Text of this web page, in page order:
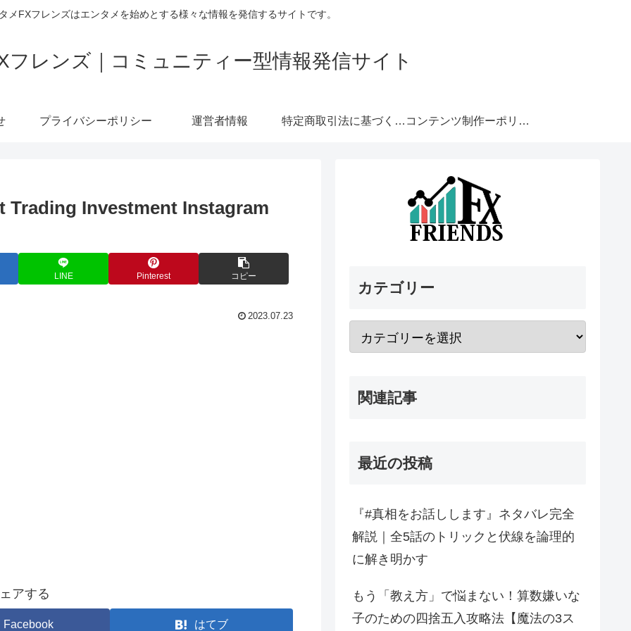
メFXフレンズはエンタメを始めとする様々な情報を発信するサイトです。
フレンズ｜コミュニティー型情報発信サイト
プライバシーポリシー 運営者情報 特定商取引法に基づく表記 コンテンツ制作ーポリシー
Trading Investment Instagram
LINE Pinterest コピー
2023.07.23
アする
Facebook はてブ
カテゴリー
関連記事
最近の投稿
『#真相をお話しします』ネタバレ完全
解説｜全5話のトリックと伏線を論理的
に解き明かす
もう「教え方」で悩まない！算数嫌いな
子のための四捨五入攻略法【魔法の3ス